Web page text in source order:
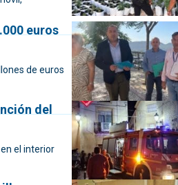
euros
de euros
del
el interior